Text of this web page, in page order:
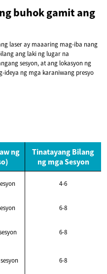
buhok gamit ang
laser ay maaaring mag-iba nang
ang laki ng lugar na
sesyon, at ang lokasyon ng
ideya ng mga karaniwang presyo
ng
Tinatayang Bilang
ng mga Sesyon
4-6
6-8
6-8
6-8